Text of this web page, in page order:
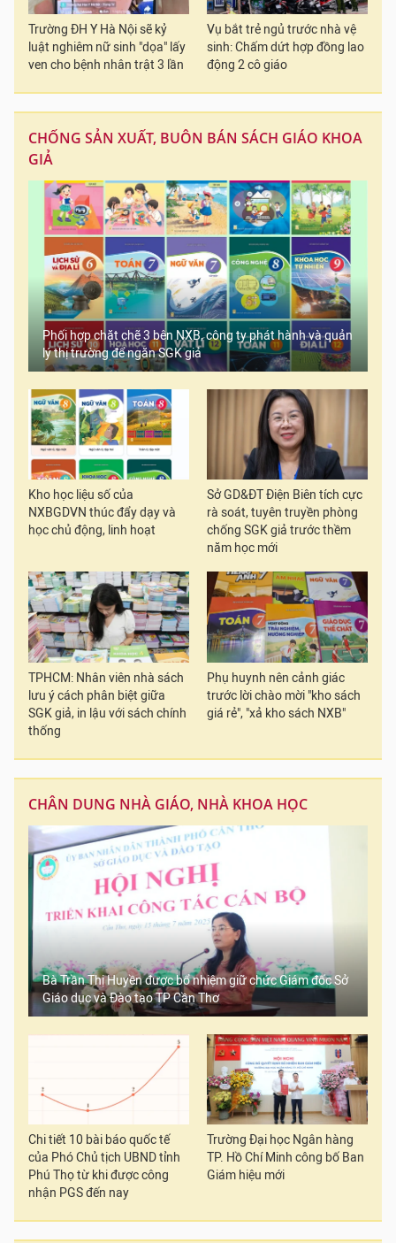
Trường ĐH Y Hà Nội sẽ kỷ
luật nghiêm nữ sinh "dọa" lấy
ven cho bệnh nhân trật 3 lần
Vụ bắt trẻ ngủ trước nhà vệ
sinh: Chấm dứt hợp đồng lao
động 2 cô giáo
CHỐNG SẢN XUẤT, BUÔN BÁN SÁCH GIÁO KHOA
GIẢ
Phối hợp chặt chẽ 3 bên NXB, công ty phát hành và quản
lý thị trường để ngăn SGK giả
Kho học liệu số của
NXBGDVN thúc đẩy dạy và
học chủ động, linh hoạt
Sở GD&ĐT Điện Biên tích cực
rà soát, tuyên truyền phòng
chống SGK giả trước thềm
năm học mới
TPHCM: Nhân viên nhà sách
lưu ý cách phân biệt giữa
SGK giả, in lậu với sách chính
thống
Phụ huynh nên cảnh giác
trước lời chào mời "kho sách
giá rẻ", "xả kho sách NXB"
CHÂN DUNG NHÀ GIÁO, NHÀ KHOA HỌC
Bà Trần Thị Huyền được bổ nhiệm giữ chức Giám đốc Sở
Giáo dục và Đào tạo TP Cần Thơ
Chi tiết 10 bài báo quốc tế
của Phó Chủ tịch UBND tỉnh
Phú Thọ từ khi được công
nhận PGS đến nay
Trường Đại học Ngân hàng
TP. Hồ Chí Minh công bố Ban
Giám hiệu mới